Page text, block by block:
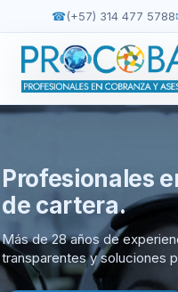
☎(+57) 314 477 5788
Servicios
Sobre nosotros
Contacto
Profesionales
de cartera.
Más de 28 años de
transparentes y soluciones